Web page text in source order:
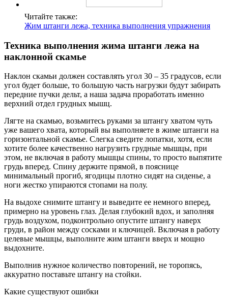
Читайте также:
Жим штанги лежа, техника выполнения упражнения
Техника выполнения жима штанги лежа на
наклонной скамье
Наклон скамьи должен составлять угол 30 – 35 градусов, если
угол будет больше, то большую часть нагрузки будут забирать
передние пучки дельт, а наша задача проработать именно
верхний отдел грудных мышц.
Лягте на скамью, возьмитесь руками за штангу хватом чуть
уже вашего хвата, который вы выполняете в жиме штанги на
горизонтальной скамье. Слегка сведите лопатки, хотя, если
хотите более качественно нагрузить грудные мышцы, при
этом, не включая в работу мышцы спины, то просто выпятите
грудь вперед. Спину держите прямой, в пояснице
минимальный прогиб, ягодицы плотно сидят на сиденье, а
ноги жестко упираются стопами на полу.
На выдохе снимите штангу и выведите ее немного вперед,
примерно на уровень глаз. Делая глубокий вдох, и заполняя
грудь воздухом, подконтрольно опустите штангу наверх
груди, в район между сосками и ключицей. Включая в работу
целевые мышцы, выполните жим штанги вверх и мощно
выдохните.
Выполнив нужное количество повторений, не торопясь,
аккуратно поставьте штангу на стойки.
Какие существуют ошибки